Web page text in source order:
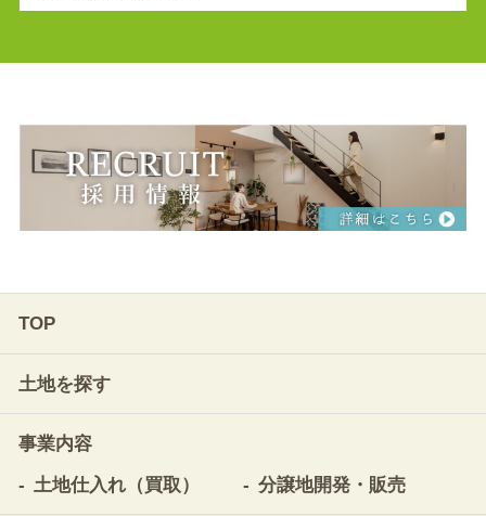
TOP
土地を探す
事業内容
土地仕入れ（買取）
分譲地開発・販売